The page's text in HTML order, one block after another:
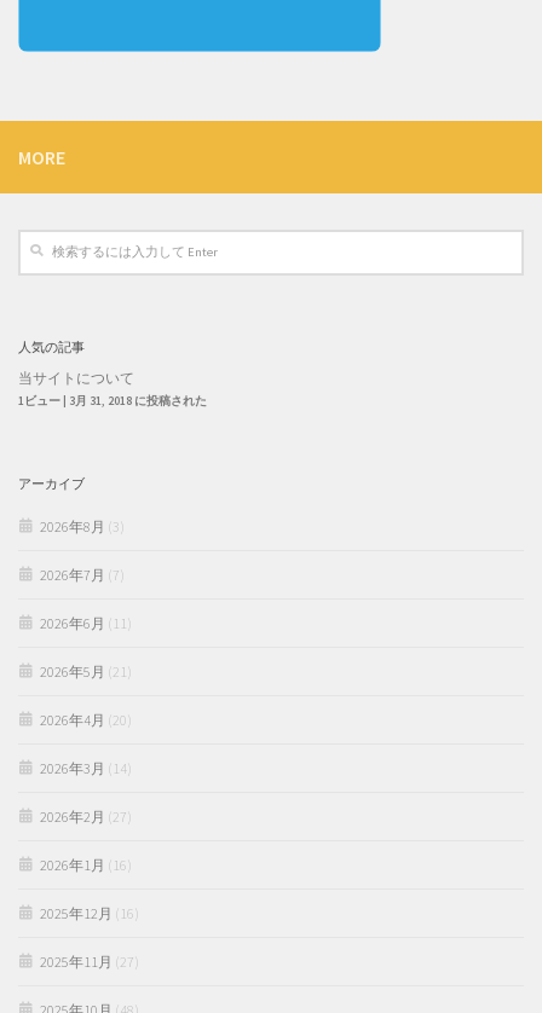
MORE
人気の記事
当サイトについて
1ビュー | 3月 31, 2018 に投稿された
アーカイブ
2026年8月 (3)
2026年7月 (7)
2026年6月 (11)
2026年5月 (21)
2026年4月 (20)
2026年3月 (14)
2026年2月 (27)
2026年1月 (16)
2025年12月 (16)
2025年11月 (27)